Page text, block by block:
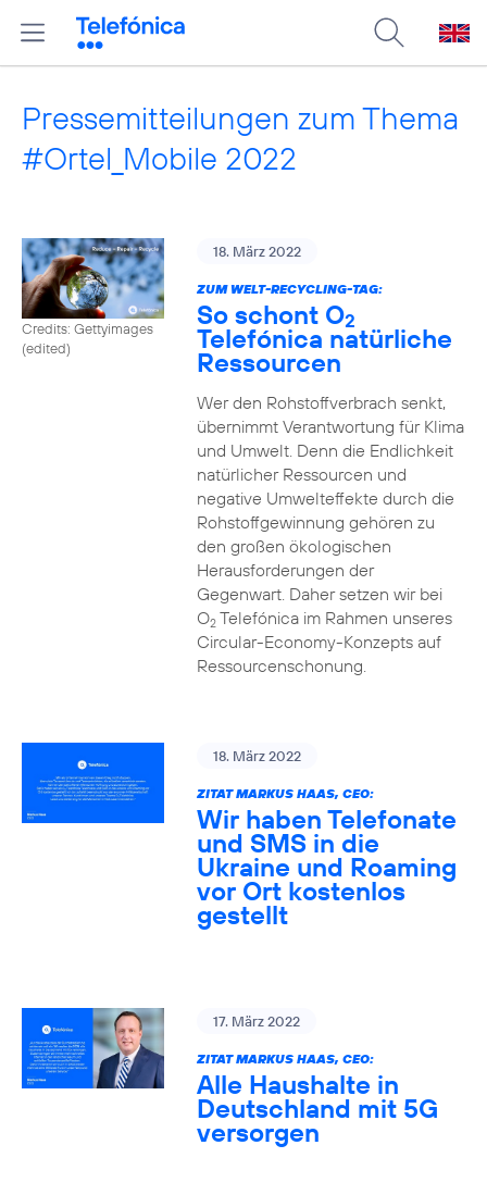
Pressemitteilungen zum Thema
#Ortel_Mobile 2022
Credits: Gettyimages
(edited)
18. März 2022
ZUM WELT-RECYCLING-TAG:
So schont O2
Telefónica natürliche
Ressourcen
Wer den Rohstoffverbrach senkt,
übernimmt Verantwortung für Klima
und Umwelt. Denn die Endlichkeit
natürlicher Ressourcen und
negative Umwelteffekte durch die
Rohstoffgewinnung gehören zu
den großen ökologischen
Herausforderungen der
Gegenwart. Daher setzen wir bei
O2Telefónica im Rahmen unseres
Circular-Economy-Konzepts auf
Ressourcenschonung.
18. März 2022
ZITAT MARKUS HAAS, CEO:
Wir haben Telefonate
und SMS in die
Ukraine und Roaming
vor Ort kostenlos
gestellt
17. März 2022
ZITAT MARKUS HAAS, CEO:
Alle Haushalte in
Deutschland mit 5G
versorgen